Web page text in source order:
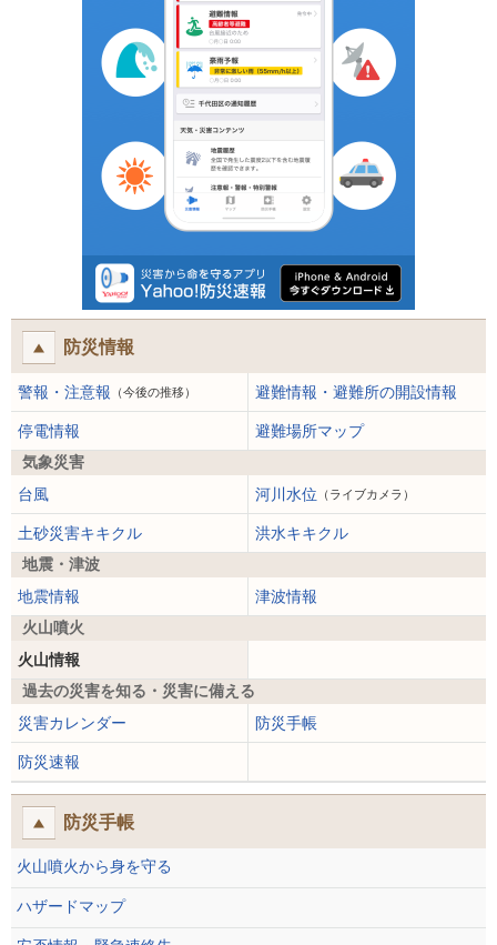
防災情報
警報・注意報 （今後の推移） 避難情報・避難所の開設情報
停電情報
避難場所マップ
気象災害
台風
河川水位 （ライブカメラ）
土砂災害キキクル
洪水キキクル
地震・津波
地震情報
津波情報
火山噴火
火山情報
過去の災害を知る・災害に備える
災害カレンダー
防災手帳
防災速報
防災手帳
火山噴火から身を守る
ハザードマップ